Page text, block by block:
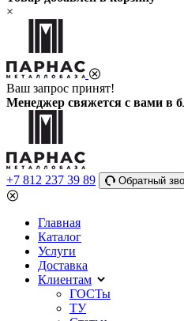
×
Ваш запрос принят!
Менеджер свяжется с вами в
+7 812 237 39 89 Обратный
Главная
Каталог
Услуги
Доставка
Клиентам
ГОСТы
ТУ